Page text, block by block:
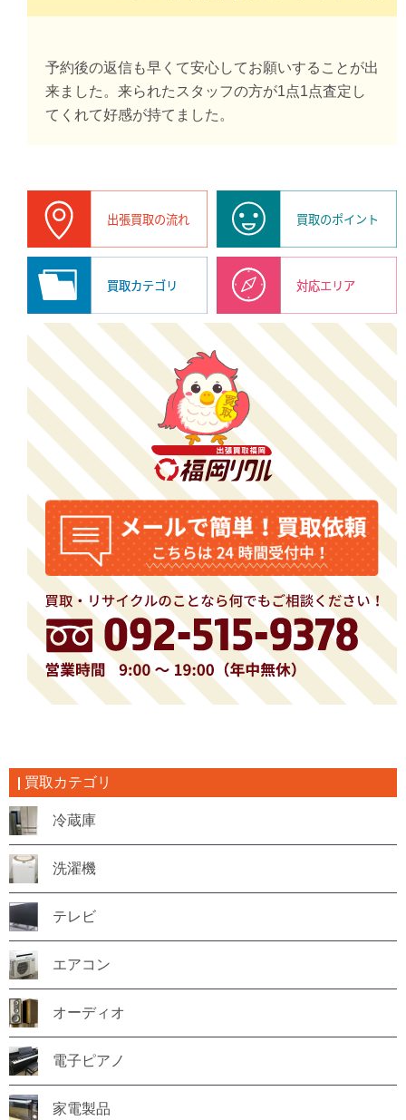
買取カテゴリ
冷蔵庫
洗濯機
テレビ
エアコン
オーディオ
電子ピアノ
家電製品
予約後の返信も早くて安心してお願いすることが出
来ました。来られたスタッフの方が1点1点査定し
てくれて好感が持てました。